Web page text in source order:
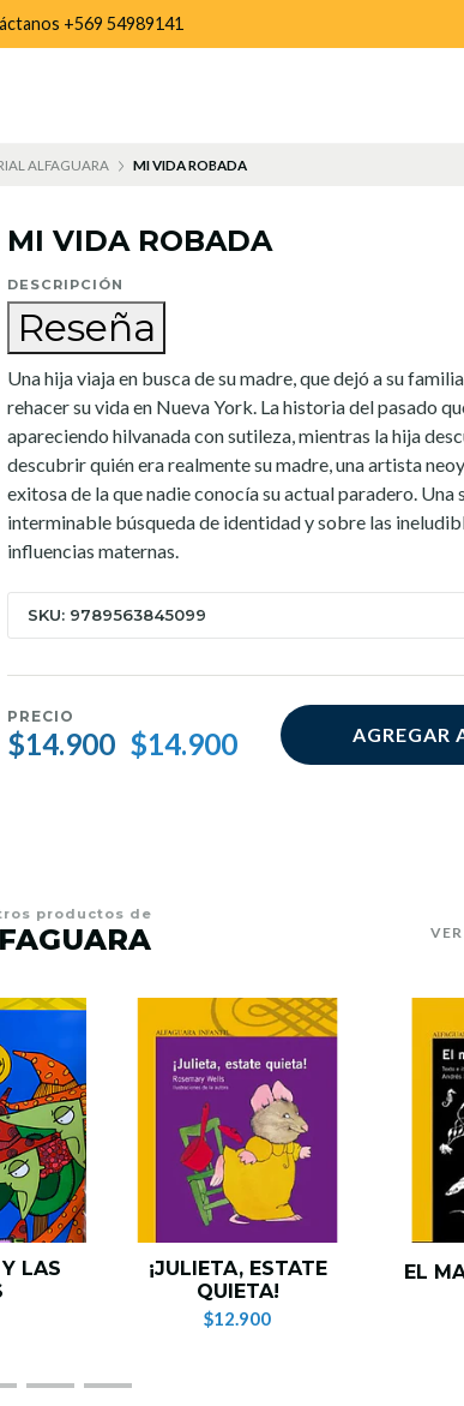
+569 54989141
ALFAGUARA MI VIDA ROBADA
MI VIDA ROBADA
DESCRIPCIÓN
Reseña
Una hija viaja en busca de su madre, que dejó a su
rehacer su vida en Nueva York. La historia del pasado
apareciendo hilvanada con sutileza, mientras la hija
descubrir quién era realmente su madre, una artista
exitosa de la que nadie conocía su actual paradero. Una
interminable búsqueda de identidad y sobre las
influencias maternas.
SKU: 9789563845099
PRECIO
$14.900 $14.900 AGREGAR
productos de
LAS
¡JULIETA, ESTATE
QUIETA!
$12.900
EL